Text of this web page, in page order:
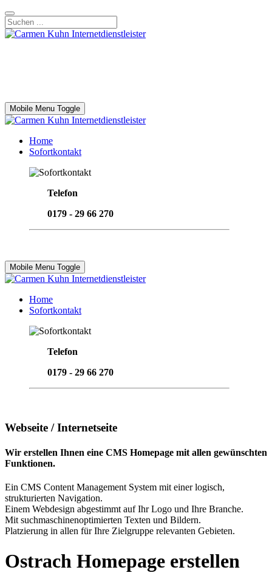
Mobile Menu Toggle
Home
Sofortkontakt
Telefon
0179 - 29 66 270
Mobile Menu Toggle
Home
Sofortkontakt
Telefon
0179 - 29 66 270
Webseite / Internetseite
Wir erstellen Ihnen eine CMS Homepage mit allen gewünschten
Funktionen.
Ein CMS Content Management System mit einer logisch,
strukturierten Navigation.
Einem Webdesign abgestimmt auf Ihr Logo und Ihre Branche.
Mit suchmaschinenoptimierten Texten und Bildern.
Platzierung in allen für Ihre Zielgruppe relevanten Gebieten.
Ostrach Homepage erstellen